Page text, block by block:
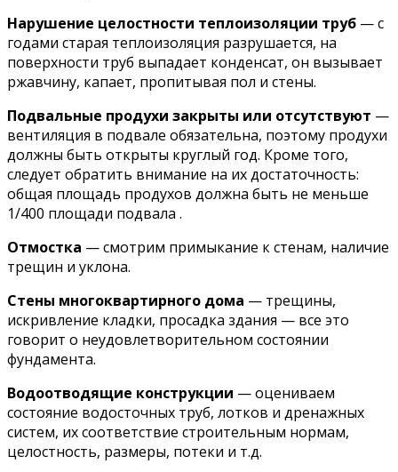
Нарушение целостности теплоизоляции труб — с
годами старая теплоизоляция разрушается, на
поверхности труб выпадает конденсат, он вызывает
ржавчину, капает, пропитывая пол и стены.
Подвальные продухи закрыты или отсутствуют —
вентиляция в подвале обязательна, поэтому продухи
должны быть открыты круглый год. Кроме того,
следует обратить внимание на их достаточность:
общая площадь продухов должна быть не меньше
1/400 площади подвала .
Отмостка — смотрим примыкание к стенам, наличие
трещин и уклона.
Стены многоквартирного дома — трещины,
искривление кладки, просадка здания — все это
говорит о неудовлетворительном состоянии
фундамента.
Водоотводящие конструкции — оцениваем
состояние водосточных труб, лотков и дренажных
систем, их соответствие строительным нормам,
целостность, размеры, потеки и т.д.